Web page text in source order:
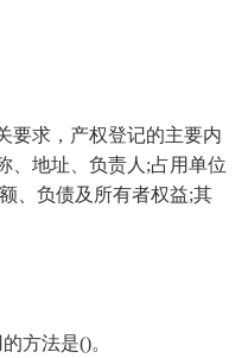
要求，产权登记的主要内
、地址、负责人;占用单位
、负债及所有者权益;其
方法是()。